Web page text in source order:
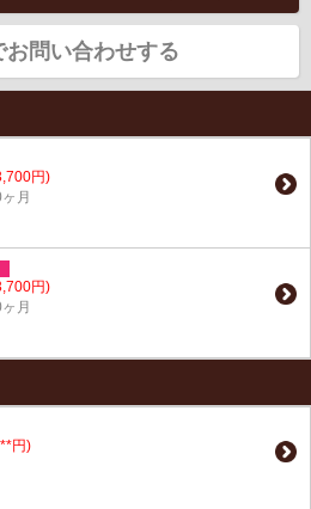
お問い合わせする
円)
月
円)
月
円)